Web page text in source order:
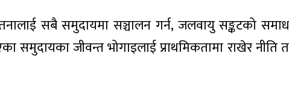
सबै समुदायमा सञ्चालन गर्न, जलवायु सङ्कटको
समुदायका जीवन्त भोगाइलाई प्राथमिकतामा राखेर नीति